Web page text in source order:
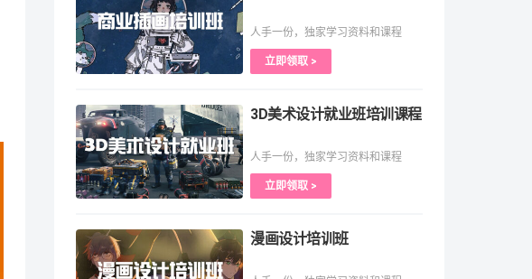
人手一份，独家学习资料和课程
立即领取 >
3D美术设计就业班培训课程
人手一份，独家学习资料和课程
立即领取 >
漫画设计培训班